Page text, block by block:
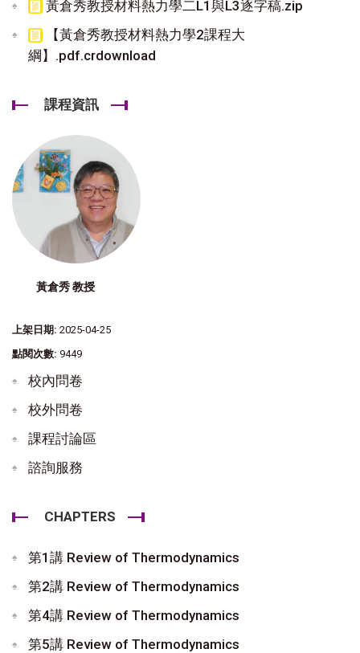
黃倉秀教授材料熱力學二L1與L3逐字稿.zip
【黃倉秀教授材料熱力學2課程大
綱】.pdf.crdownload
課程資訊
黃倉秀 教授
上架日期: 2025-04-25
點閱次數: 9449
校內問卷
校外問卷
課程討論區
諮詢服務
CHAPTERS
第1講 Review of Thermodynamics
第2講 Review of Thermodynamics
第4講 Review of Thermodynamics
第5講 Review of Thermodynamics